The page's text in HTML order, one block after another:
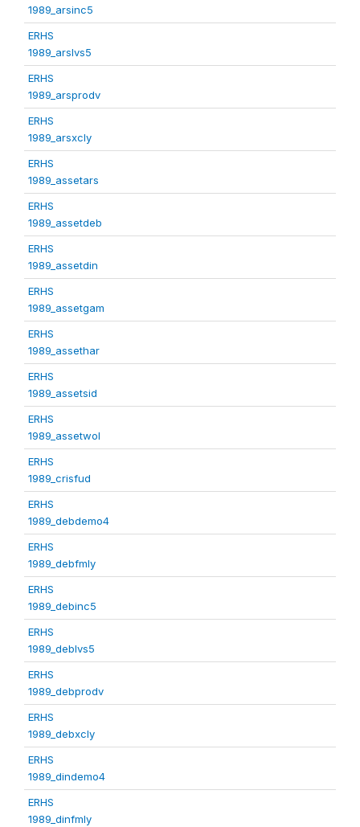
1989_arsinc5
ERHS
1989_arslvs5
ERHS
1989_arsprodv
ERHS
1989_arsxcly
ERHS
1989_assetars
ERHS
1989_assetdeb
ERHS
1989_assetdin
ERHS
1989_assetgam
ERHS
1989_assethar
ERHS
1989_assetsid
ERHS
1989_assetwol
ERHS
1989_crisfud
ERHS
1989_debdemo4
ERHS
1989_debfmly
ERHS
1989_debinc5
ERHS
1989_deblvs5
ERHS
1989_debprodv
ERHS
1989_debxcly
ERHS
1989_dindemo4
ERHS
1989_dinfmly